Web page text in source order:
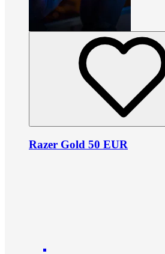
Razer Gold 50 EUR